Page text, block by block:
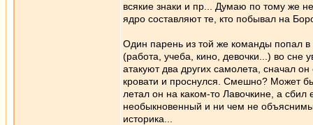
всякие знаки и пр... Думаю по тому же
ядро составляют те, кто побывал на
Один парень из той же команды попал
(работа, учеба, кино, девочки...) во сне
атакуют два других самолета, сначал
кровати и проснулся. Смешно? Может
летал он на каком-то Лавочкине, а сбил
необыкновенный и ни чем не
историка...